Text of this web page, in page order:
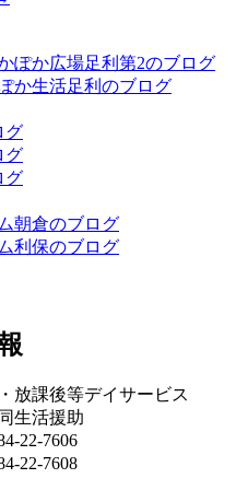
ぽか広場足利第2のブログ
か生活足利のブログ
グ
グ
グ
朝倉のブログ
利保のブログ
放課後等デイサービス
生活援助
22-7606
22-7608